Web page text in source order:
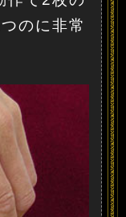
のに非常